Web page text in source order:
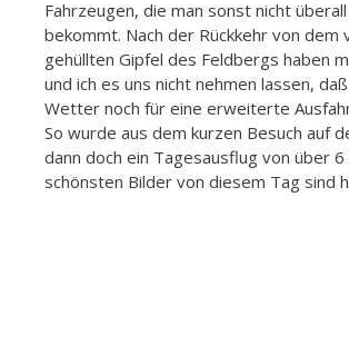
Fahrzeugen, die man sonst nicht
bekommt. Nach der Rückkehr von dem
gehüllten Gipfel des Feldbergs haben
und ich es uns nicht nehmen lassen,
Wetter noch für eine erweiterte
So wurde aus dem kurzen Besuch auf
dann doch ein Tagesausflug von über 6
schönsten Bilder von diesem Tag sind